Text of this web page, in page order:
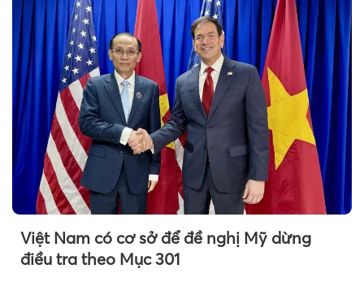
hiệu lực từ tháng 8/2026.
Việt Nam có cơ sở để đề nghị Mỹ dừng
điều tra theo Mục 301